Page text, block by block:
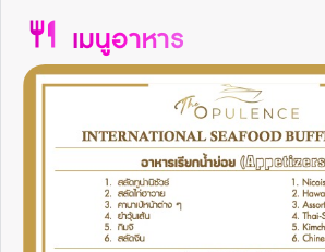
restaurant เมนูอาหาร